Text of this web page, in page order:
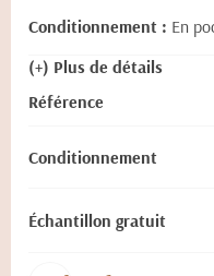
Conditionnement : En
(+) Plus de détails
Référence
Conditionnement
Échantillon gratuit